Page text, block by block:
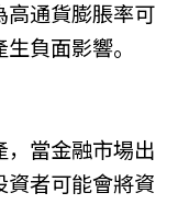
高通貨膨脹率可
負面影響。
，當金融市場出
資者可能會將資